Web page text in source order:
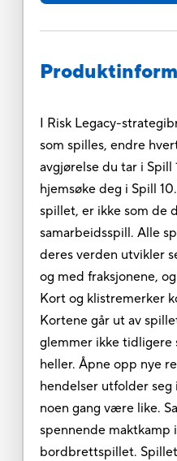
I Risk Legacy-
som spilles, endre
avgjørelse du tar i Spill
hjemsøke deg i Spill
spillet, er ikke som de
samarbeidsspill. Alle
deres verden utvikler
og med fraksjonene,
Kort og klistremerker
Kortene går ut av
glemmer ikke tidligere
heller. Åpne opp nye
hendelser utfolder
noen gang være like.
spennende maktkamp
bordbrettspillet.